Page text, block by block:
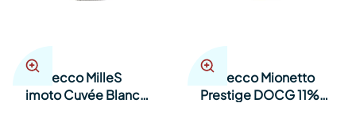
Prosecco MilleS
imoto Cuvée Blanc
Prosecco Mionetto
Prestige DOCG 11%